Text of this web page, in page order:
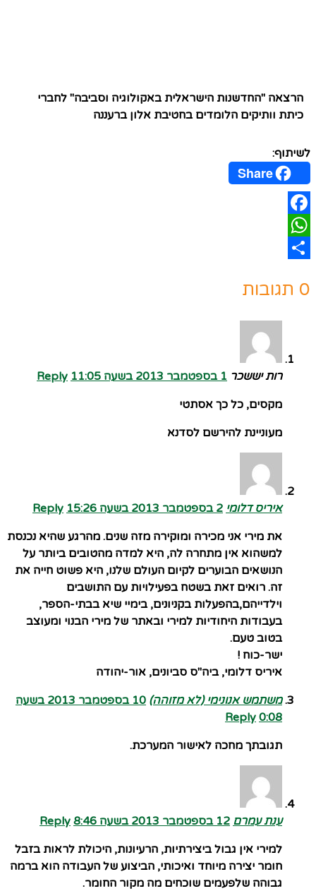
הרצאה "החדשנות הישראלית באקולוגיה וסביבה" לחברי
כיתת וותיקים הלומדים בחטיבת אלון ברעננה
לשיתוף:
Share
Facebook
WhatsApp
0 תגובות
רות יששכר 1 בספטמבר 2013 בשעה 11:05
Reply
מקסים, כל כך אסתטי
מעוניינת להירשם לסדנא
איריס דלומי 2 בספטמבר 2013 בשעה 15:26
Reply
את מירי אני מכירה ומוקירה מזה שנים. מהרגע שהיא נכנסת
למשהוא אין מתחרה לה, היא למדה מהטובים ביותר על
הנושאים הבוערים לקיום העולם שלנו, היא פשוט חייה את
זה. רואים זאת בשטח בפעילויות עם התושבים
וילדייהם,בהפעלות בקניונים, בימיי שיא בבתי-הספר,
בעבודות היחודיות למירי ובאתר של מירי הבנוי ומעוצב
בטוב טעם.
ישר-כוח !
איריס דלומי, ביה"ס סביונים, אור-יהודה
משתמש אנונימי (לא מזוהה)
10 בספטמבר 2013 בשעה
0:08
Reply
תגובתך מחכה לאישור המערכת.
ענת עמרם 12 בספטמבר 2013 בשעה 8:46
Reply
למירי אין גבול ביצירתיות, הרעיונות, היכולת לראות בזבל
חומר יצירה מיוחד ואיכותי, הביצוע של העבודה הוא ברמה
גבוהה שלפעמים שוכחים מה מקור החומר.